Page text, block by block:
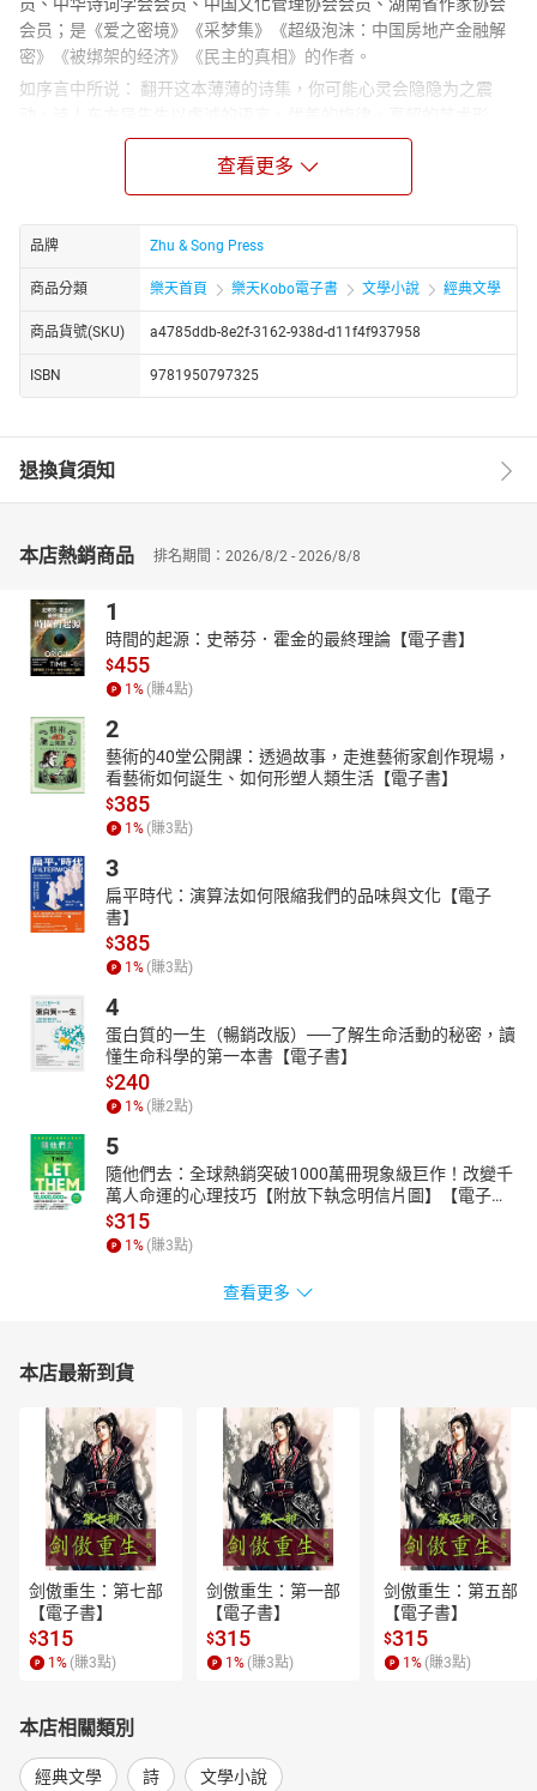
会员；是《爱之密境》《采梦集》《超级泡沫：中国房地产金融解
密》《被绑架的经济》《民主的真相》的作者。
如序言中所说： 翻开这本薄薄的诗集，你可能心灵会隐隐为之震
式，吟咏着人类永恒的梦想：圣洁的爱情、天真的孩子、慈悲的佛
祖、超脱的庄子与神秘无穷的大自然。时光如流水，逝者如斯夫，
当人们整日为生计忙碌时，时光却匆匆而过，把握不住。只有那些
天性率真的人，才能把住良辰美景，敢于追逐自己的梦想。正如本
书作者东方导先生所吟唱的：
诗人呀，大自然的使者，自由与天真的化身，只有你第一个嗅到春
晨。你才是宇宙的使者，万物的先声，大自然的每一声叹息，都与
你心心相印，无论在白天，还是黑夜。
查看更多
品牌 Zhu & Song Press
商品分類 樂天首頁 樂天Kobo電子書 文學小說 經典文學
商品貨號(SKU) a4785ddb-8e2f-3162-938d-d11f4f937958
ISBN 9781950797325
退換貨須知
本店熱銷商品 排名期間：2026/8/2 - 2026/8/8
1
時間的起源：史蒂芬．霍金的最終理論【電子書】
$455
1 % (賺4點)
2
藝術的40堂公開課：透過故事，走進藝術家創作現場，
看藝術如何誕生、如何形塑人類生活【電子書】
$385
1 % (賺3點)
3
扁平時代：演算法如何限縮我們的品味與文化【電子
書】
$385
1 % (賺3點)
4
蛋白質的一生（暢銷改版）──了解生命活動的秘密，讀
懂生命科學的第一本書【電子書】
$240
1 % (賺2點)
5
隨他們去：全球熱銷突破1000萬冊現象級巨作！改變千
萬人命運的心理技巧【附放下執念明信片圖】【電子
書】
$315
1 % (賺3點)
查看更多
本店最新到貨
剑傲重生：第七部
【電子書】
$315
1 % (賺3點)
剑傲重生：第一部
【電子書】
$315
1 % (賺3點)
剑傲重生：第五部
【電子書】
$315
1 % (賺3點)
本店相關類別
經典文學 詩 文學小說